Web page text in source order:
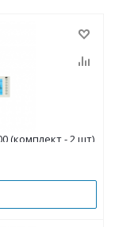
(комплект - 2 шт)